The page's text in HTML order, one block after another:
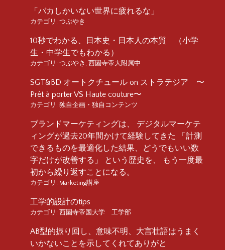
「バカしかいない世界に疲れるな」
カテゴリ: つぶやき
10秒でわかる、日本史・日本人の本質 （小学
生・中学生でもわかる）
カテゴリ: つぶやき , 西園寺帝大附属中
SGT&BD オートクチュール on ストラテジア 〜
Prêt à porter VS Haute couture〜
カテゴリ: 独自企画・独自コンテンツ
ブランドマーケティングは、 デジタルマーケテ
ィングが過去20年間かけて経験してきた 「計測
できるものを最適化した結果、どうでもいい数
字だけが改善する」 という歴史を、 もう一度最
初から繰り返すことになる。
カテゴリ: Marketing講座
工学的設計のtips
カテゴリ: 西園寺帝国大学 工学部
AB型的振り回し、意味不明、大言壮語はうまく
いかないことを示してくれてありがと